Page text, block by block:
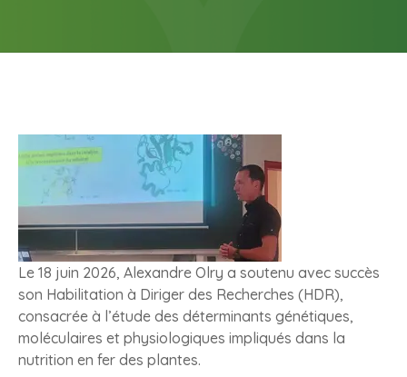
Le 18 juin 2026, Alexandre Olry a soutenu avec succès
son Habilitation à Diriger des Recherches (HDR),
consacrée à l’étude des déterminants génétiques,
moléculaires et physiologiques impliqués dans la
nutrition en fer des plantes.